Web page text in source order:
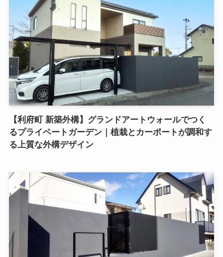
【利府町 新築外構】グランドアートウォールでつく
るプライベートガーデン｜植栽とカーポートが調和す
る上質な外構デザイン